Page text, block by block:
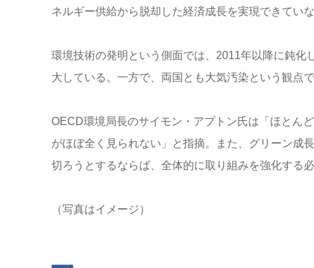
ネルギー供給から脱却した経済成長を実現できていな
環境技術の発明という側面では、2011年以降に鈍
大している。一方で、両国とも大気汚染という観点
OECD環境局長のサイモン・アプトン氏は「ほとん
がほぼ全く見られない」と指摘。また、グリーン成
切ろうとするならば、全体的に取り組みを強化する
（写真はイメージ）